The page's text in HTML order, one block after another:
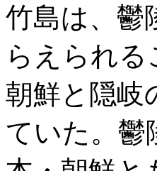
竹島は、鬱
らえられ
朝鮮と隠岐
ていた。鬱